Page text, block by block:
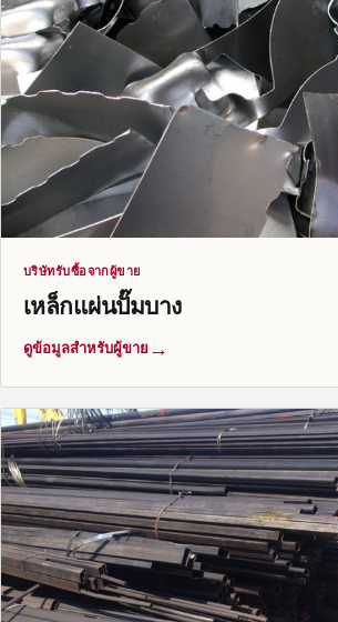
บริษัทรับซื้อจากผู้ขาย
เหล็กแผ่นปั๊มบาง
ดูข้อมูลสำหรับผู้ขาย →